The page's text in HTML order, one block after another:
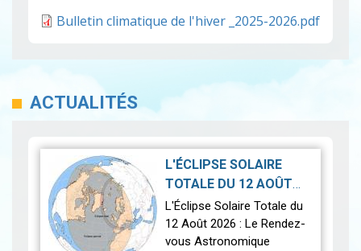
Bulletin climatique de l'hiver _2025-2026.pdf
ACTUALITÉS
L'ÉCLIPSE SOLAIRE
TOTALE DU 12 AOÛT
2026|2026-07-21
L'Éclipse Solaire Totale du
12 Août 2026 : Le Rendez-
vous Astronomique